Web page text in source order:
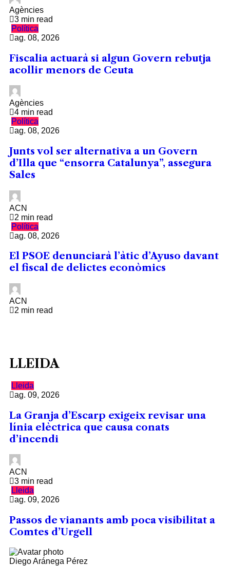
Agències
3 min read
Política
ag. 08, 2026
Fiscalia actuarà si algun Govern rebutja
acollir menors de Ceuta
Agències
4 min read
Política
ag. 08, 2026
Junts vol ser alternativa a un Govern
d’Illa que “ensorra Catalunya”, assegura
Sales
ACN
2 min read
Política
ag. 08, 2026
El PSOE denunciarà l’àtic d’Ayuso davant
el fiscal de delictes econòmics
ACN
2 min read
LLEIDA
Lleida
ag. 09, 2026
La Granja d’Escarp exigeix revisar una
línia elèctrica que causa conats
d’incendi
ACN
3 min read
Lleida
ag. 09, 2026
Passos de vianants amb poca visibilitat a
Comtes d’Urgell
Diego Aránega Pérez